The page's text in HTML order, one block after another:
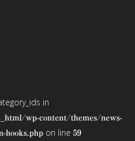
in
wp-content/themes/news-
hooks.phpon line 59